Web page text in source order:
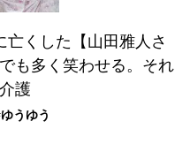
亡くした【山田雅人さ
も多く笑わせる。それ
護
うゆう